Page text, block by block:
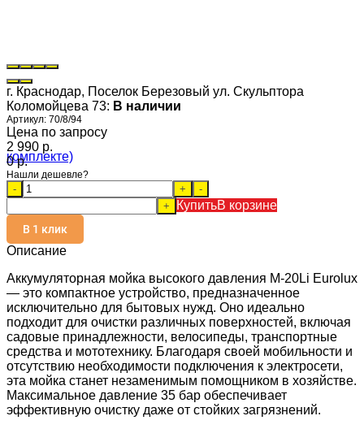
г. Краснодар, Поселок Березовый ул. Скульптора
Коломойцева 73: В наличии
Артикул: 70/8/94
Цена по запросу
2 990 p.
0 p.
Нашли дешевле?
- +
-
+
КупитьВ корзине
В 1 клик
Описание
Аккумуляторная мойка высокого давления M-20Li Eurolux
— это компактное устройство, предназначенное
исключительно для бытовых нужд. Оно идеально
подходит для очистки различных поверхностей, включая
садовые принадлежности, велосипеды, транспортные
средства и мототехнику. Благодаря своей мобильности и
отсутствию необходимости подключения к электросети,
эта мойка станет незаменимым помощником в хозяйстве.
Максимальное давление 35 бар обеспечивает
эффективную очистку даже от стойких загрязнений.